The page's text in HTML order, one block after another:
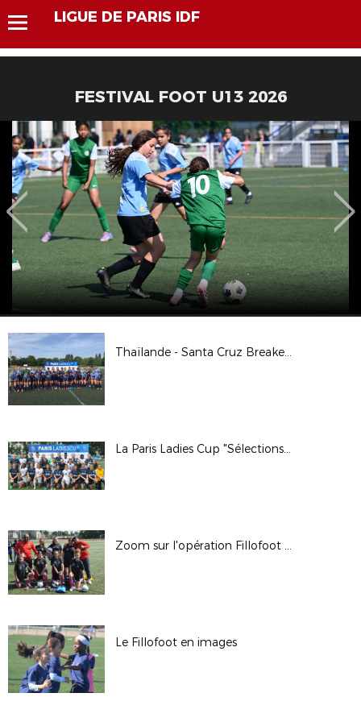
LIGUE DE PARIS IDF
FESTIVAL FOOT U13 2026
Thaïlande - Santa Cruz Breakers en images
La Paris Ladies Cup "Sélections" en images
Zoom sur l'opération Fillofoot 2/2
Le Fillofoot en images